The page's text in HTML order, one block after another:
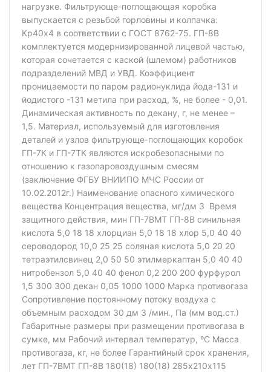
нагрузке. Фильтрующе-поглощающая коробка
выпускается с резьбой горловины и колпачка:
Кр40х4 в соответствии с ГОСТ 8762-75. ГП-8В
комплектуется модернизированной лицевой частью,
которая сочетается с каской (шлемом) работников
подразделений МВД и УВД. Коэффициент
проницаемости по паром радионуклида йода-131 и
йодистого -131 метила при расход, %, не более - 0,01.
Динамическая активность по декану, г, не менее –
1,5. Материал, используемый для изготовления
деталей и узлов фильтрующе-поглощающих коробок
ГП-7К и ГП-7ТК являются искробезопасными по
отношению к газопаровоздушным смесям
(заключение ФГБУ ВНИИПО МЧС России от
10.02.2012г.) Наименование опасного химического
вещества Концентрация вещества, мг/дм 3 Время
защитного действия, мин ГП-7ВМТ ГП-8В синильная
кислота 5,0 18 18 хлорциан 5,0 18 18 хлор 5,0 40 40
сероводород 10,0 25 25 соляная кислота 5,0 20 20
тетраэтилсвинец 2,0 50 50 этилмеркаптан 5,0 40 40
нитробензол 5,0 40 40 фенол 0,2 200 200 фурфурол
1,5 300 300 декан 0,05 1000 1000 Марка противогаза
Сопротивление постоянному потоку воздуха с
объемным расходом 30 дм 3 /мин., Па (мм вод.ст.)
Габаритные размеры при размещении противогаза в
сумке, мм Рабочий интервал температур, ºС Масса
противогаза, кг, не более Гарантийный срок хранения,
лет ГП-7ВМТ ГП-8В 180(18) 180(18) 285х210х115